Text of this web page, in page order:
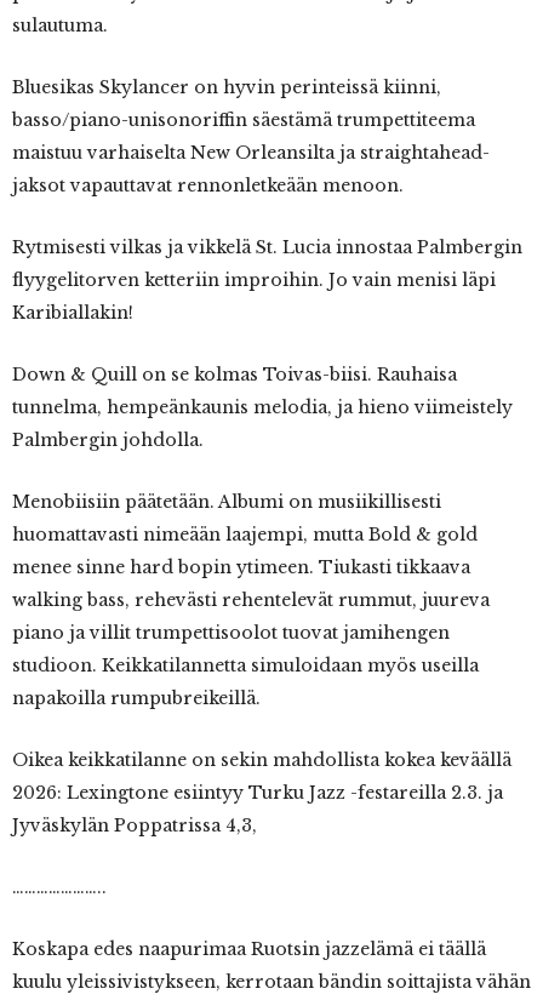
sulautuma.
Bluesikas Skylancer on hyvin perinteissä kiinni,
basso/piano-unisonoriffin säestämä trumpettiteema
maistuu varhaiselta New Orleansilta ja straightahead-
jaksot vapauttavat rennonletkeään menoon.
Rytmisesti vilkas ja vikkelä St. Lucia innostaa Palmbergin
flyygelitorven ketteriin improihin. Jo vain menisi läpi
Karibiallakin!
Down & Quill on se kolmas Toivas-biisi. Rauhaisa
tunnelma, hempeänkaunis melodia, ja hieno viimeistely
Palmbergin johdolla.
Menobiisiin päätetään. Albumi on musiikillisesti
huomattavasti nimeään laajempi, mutta Bold & gold
menee sinne hard bopin ytimeen. Tiukasti tikkaava
walking bass, rehevästi rehentelevät rummut, juureva
piano ja villit trumpettisoolot tuovat jamihengen
studioon. Keikkatilannetta simuloidaan myös useilla
napakoilla rumpubreikeillä.
Oikea keikkatilanne on sekin mahdollista kokea keväällä
2026: Lexingtone esiintyy Turku Jazz -festareilla 2.3. ja
Jyväskylän Poppatrissa 4,3,
…………………..
Koskapa edes naapurimaa Ruotsin jazzelämä ei täällä
kuulu yleissivistykseen, kerrotaan bändin soittajista vähän